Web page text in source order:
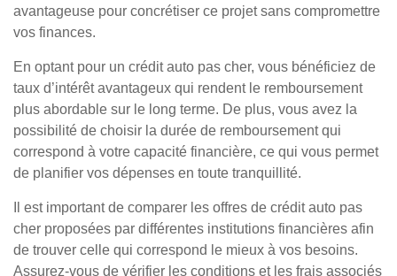
avantageuse pour concrétiser ce projet sans compromettre
vos finances.
En optant pour un crédit auto pas cher, vous bénéficiez de
taux d’intérêt avantageux qui rendent le remboursement
plus abordable sur le long terme. De plus, vous avez la
possibilité de choisir la durée de remboursement qui
correspond à votre capacité financière, ce qui vous permet
de planifier vos dépenses en toute tranquillité.
Il est important de comparer les offres de crédit auto pas
cher proposées par différentes institutions financières afin
de trouver celle qui correspond le mieux à vos besoins.
Assurez-vous de vérifier les conditions et les frais associés